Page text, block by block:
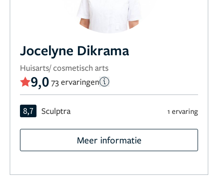
Jocelyne Dikrama
Huisarts/ cosmetisch arts
9,0 73 ervaringen
8,7 Sculptra 1 ervaring
Meer informatie